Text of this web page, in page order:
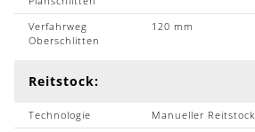
Verfahrweg
Oberschlitten
120 mm
Reitstock:
Technologie
Manueller Reitstock